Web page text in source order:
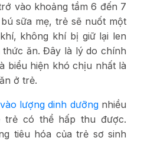
vào khoảng tầm 6 đến 7
sữa mẹ, trẻ sẽ nuốt một
không khí bị giữ lại len
ăn. Đây là lý do chính
biểu hiện khó chịu nhất là
ở trẻ.
lượng dinh dưỡngnhiều
trẻ có thể hấp thu được.
tiêu hóa của trẻ sơ sinh